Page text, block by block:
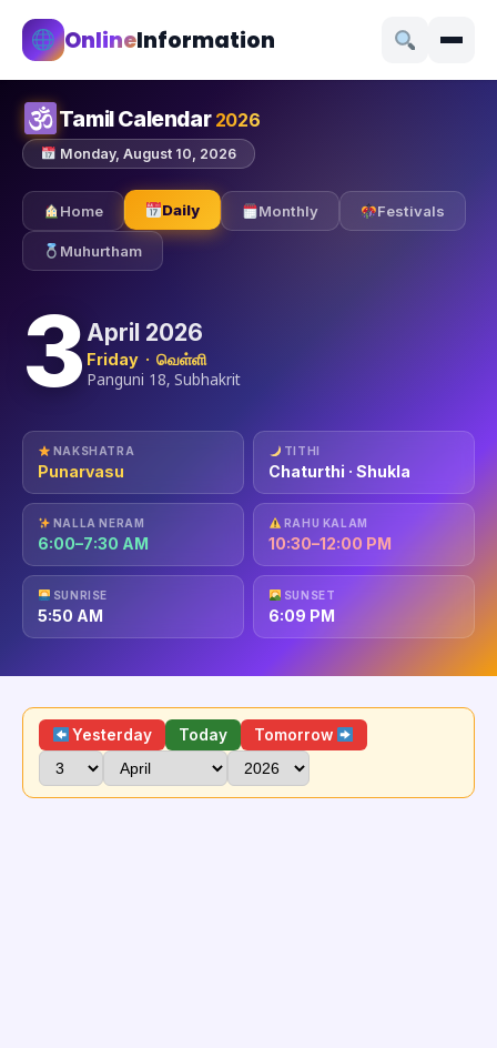
OnlineInformation
Tamil Calendar 2026
Monday, August 10, 2026
Home Daily Monthly Festivals
Muhurtham
3 April 2026
Friday · வெள்ளி
Panguni 18, Subhakrit
NAKSHATRA
Punarvasu
TITHI
Chaturthi · Shukla
NALLA NERAM
6:00–7:30 AM
RAHU KALAM
10:30–12:00 PM
SUNRISE
5:50 AM
SUNSET
6:09 PM
Yesterday Today Tomorrow